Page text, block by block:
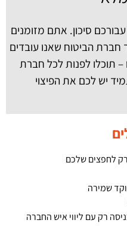
סיכון. אתם מזומנים
הביטוח שאנו עובדים
תוכלו לפנות לכל חברת
יש לכם את הפיצוי
רק לחפצים שלכם
שמירה
רק עם ליווי איש החברה